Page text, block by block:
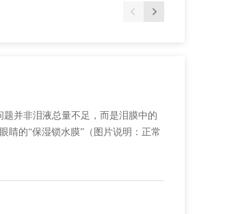
并非泪液总量不足，而是泪膜中的
的“保湿锁水膜”（图片说明：正常